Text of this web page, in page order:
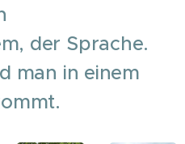
der Sprache.
man in einem